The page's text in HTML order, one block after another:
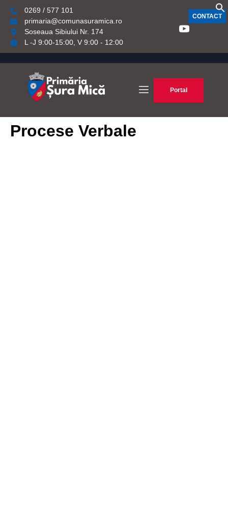
0269 / 577 101
primaria@comunasuramica.ro
Soseaua Sibiului Nr. 174
L -J 9:00-15:00, V 9:00 - 12:00
CONTACT
Portal
Procese Verbale